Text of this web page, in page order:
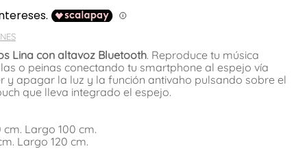
Lina con altavoz Bluetooth. Reproduce tu música
o peinas conectando tu smartphone al espejo vía
y apagar la luz y la función antivaho pulsando sobre el
que lleva integrado el espejo.
Largo 100 cm.
Largo 120 cm.